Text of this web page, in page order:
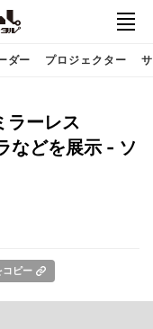
ダー プロジェクター
ラーレス
などを展示 - ソ
コピー